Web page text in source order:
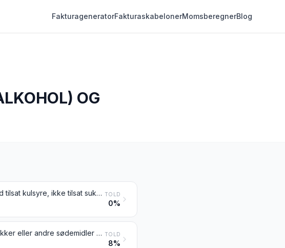
FakturageneratorFakturaskabelonerMomsberegnerBlog
OG
Vand, herunder naturligt eller kunstigt mineralvand, og vand tilsat kulsyre, ikke tilsat sukker eller andre sødemidler og ikke aromatiseret; is og sne TOLD
0%
Vand, herunder mineralvand og vand tilsat kulsyre, tilsat sukker eller andre sødemidler eller aromatiseret, og andre ikke-alkoholholdige drikkevarer, undtagen frugt-, nødde- eller grøntsagssafter henhørende under pos. 2009 TOLD
8%